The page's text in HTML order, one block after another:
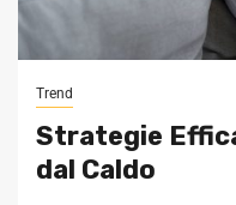
Trend
Strategie
dal Caldo